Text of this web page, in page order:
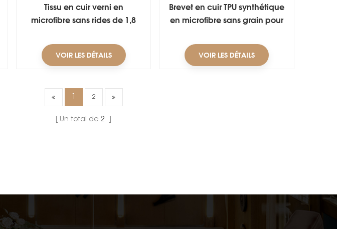
Tissu en cuir verni en
microfibre sans rides de 1,8
sécurité
VOIR LES DÉTAILS
Brevet en cuir TPU synthétique
en microfibre sans grain pour
VOIR LES DÉTAILS
1 2
Un total de 2